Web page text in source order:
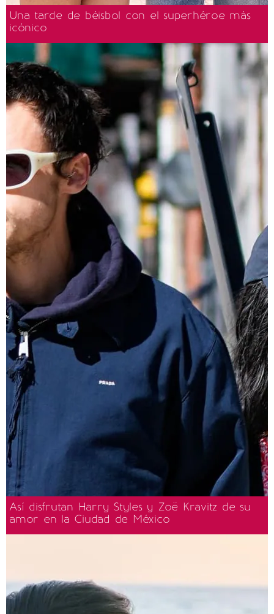
Una tarde de béisbol con el superhéroe más
icónico
Así disfrutan Harry Styles y Zoë Kravitz de su
amor en la Ciudad de México